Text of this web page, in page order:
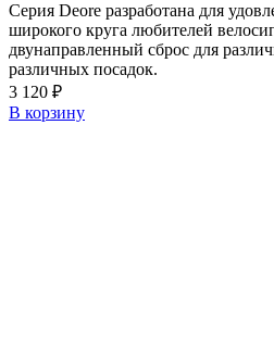
Серия Deore разработана для
широкого круга любителей
двунаправленный сброс для
различных посадок.
3 120 ₽
В корзину